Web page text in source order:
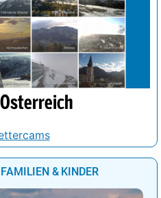
& KINDER